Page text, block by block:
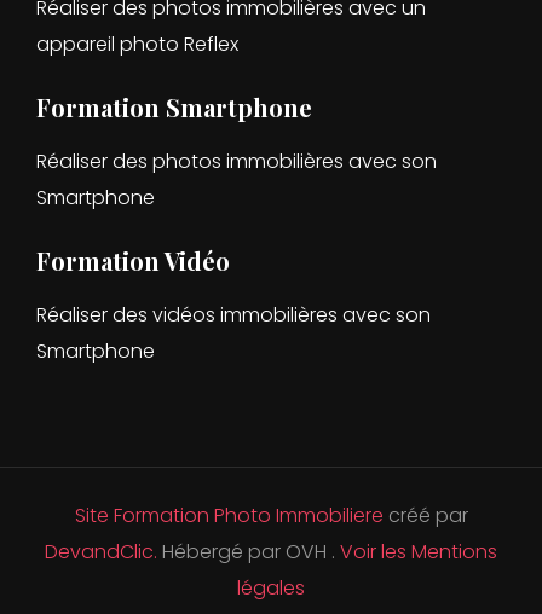
Réaliser des photos immobilières avec un
appareil photo Reflex
Formation Smartphone
Réaliser des photos immobilières avec son
Smartphone
Formation Vidéo
Réaliser des vidéos immobilières avec son
Smartphone
Site Formation Photo Immobiliere créé par
DevandClic. Hébergé par OVH . Voir les Mentions
légales